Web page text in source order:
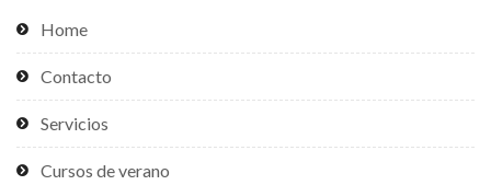
Home
Contacto
Servicios
Cursos de verano